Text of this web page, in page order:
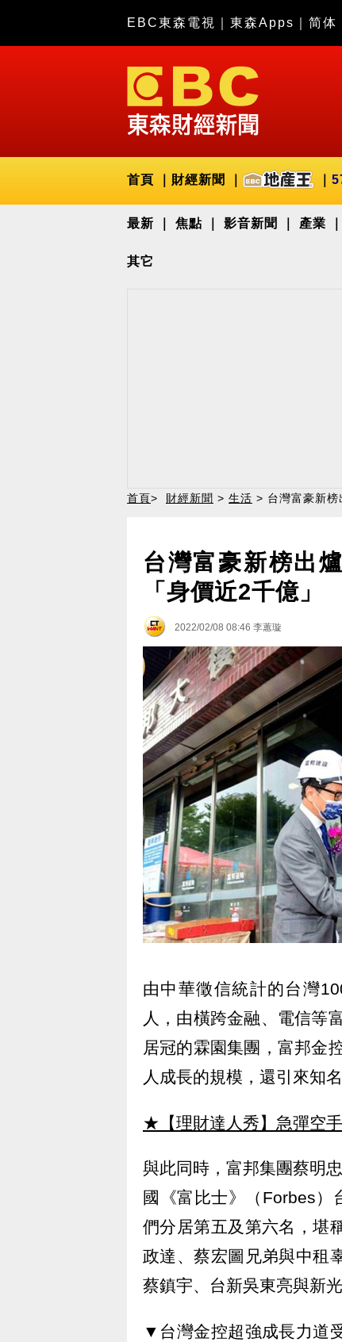
EBC東森電視 東森Apps 简体
首頁 財經新聞
最新 焦點 影音新聞 產業
其它
首頁> 財經新聞 > 生活 > 台灣富豪新榜
台灣富豪新榜出
「身價近2千億」
2022/02/08 08:46 李蕙璇
由中華徵信統計的台灣
人，由橫跨金融、電信等
居冠的霖園集團，富邦金
人成長的規模，還引來知
★【理財達人秀】急彈空
與此同時，富邦集團蔡明
國《富比士》（Forbes
們分居第五及第六名，堪
政達、蔡宏圖兄弟與中租
蔡鎮宇、台新吳東亮與新光
▼台灣金控超強成長力道